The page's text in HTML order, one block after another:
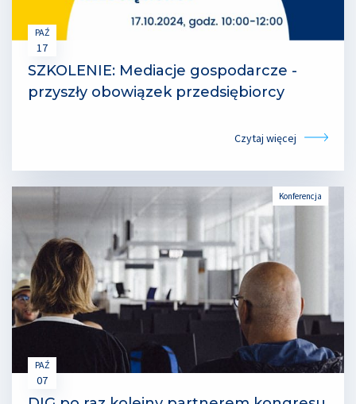
PAŹ
17
SZKOLENIE: Mediacje gospodarcze -
przyszły obowiązek przedsiębiorcy
Czytaj więcej
Konferencja
PAŹ
07